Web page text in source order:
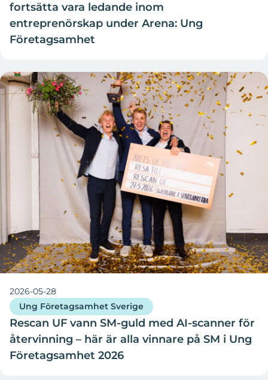
fortsätta vara ledande inom
entreprenörskap under Arena: Ung
Företagsamhet
2026-05-28
Ung Företagsamhet Sverige
Rescan UF vann SM-guld med AI-scanner för
återvinning – här är alla vinnare på SM i Ung
Företagsamhet 2026